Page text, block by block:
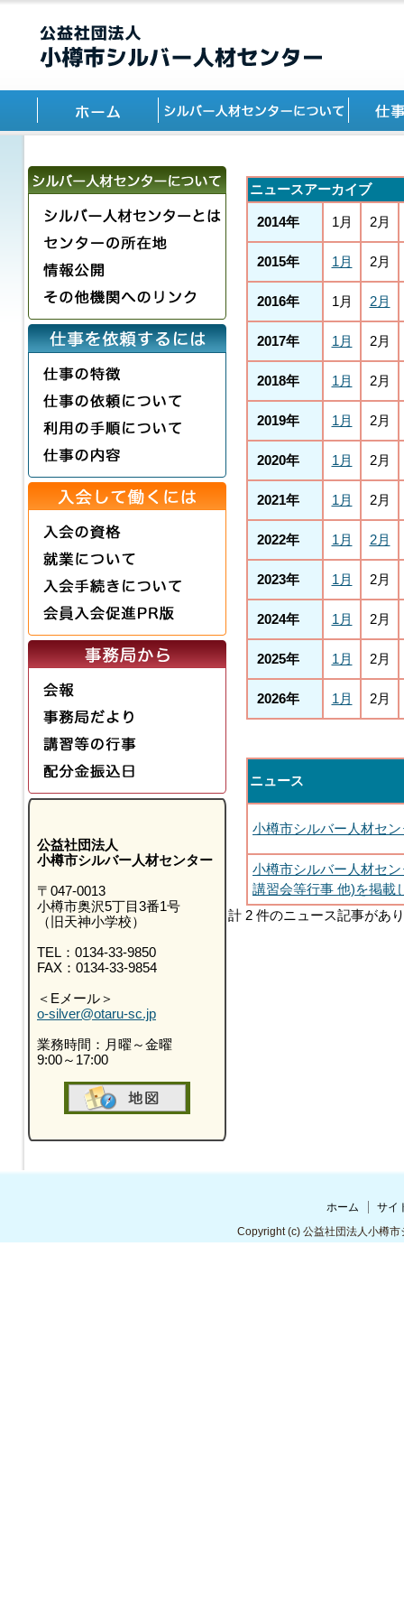
公益社団法人
小樽市シルバー人材センター
〒047-0013
小樽市奥沢5丁目3番1号
（旧天神小学校）
TEL：0134-33-9850
FAX：0134-33-9854
＜Eメール＞
o-silver@otaru-sc.jp
業務時間：月曜～金曜
9:00～17:00
ニュースアーカイブ
2014年 1月 2月
2015年 1月 2月
2016年 1月 2月
2017年 1月 2月
2018年 1月 2月
2019年 1月 2月
2020年 1月 2月
2021年 1月 2月
2022年 1月 2月
2023年 1月 2月
2024年 1月 2月
2025年 1月 2月
2026年 1月 2月
ニュース
小樽市シルバー人材セン
小樽市シルバー人材セン
講習会等行事 他)を掲載
計 2 件のニュース記事があ
ホーム
サイ
Copyright(c) 公益社団法人小樽市